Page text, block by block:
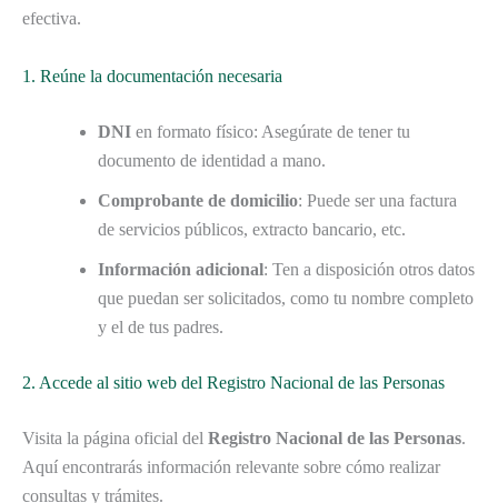
efectiva.
1. Reúne la documentación necesaria
DNI en formato físico: Asegúrate de tener tu
documento de identidad a mano.
Comprobante de domicilio: Puede ser una factura
de servicios públicos, extracto bancario, etc.
Información adicional: Ten a disposición otros datos
que puedan ser solicitados, como tu nombre completo
y el de tus padres.
2. Accede al sitio web del Registro Nacional de las Personas
Visita la página oficial del Registro Nacional de las Personas.
Aquí encontrarás información relevante sobre cómo realizar
consultas y trámites.